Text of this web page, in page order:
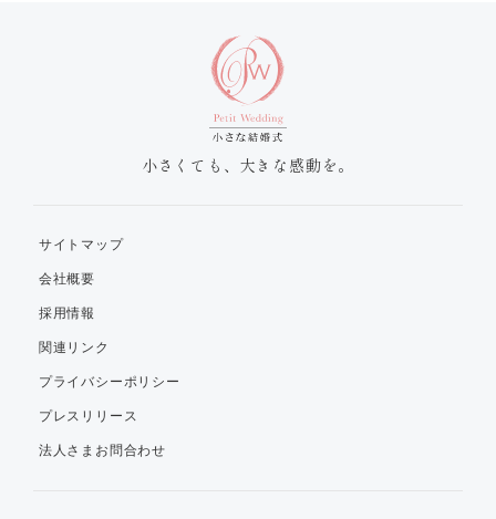
小さくても、大きな感動を。
サイトマップ
会社概要
採用情報
関連リンク
プライバシーポリシー
プレスリリース
法人さまお問合わせ